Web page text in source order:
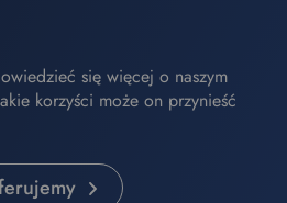
się więcej o naszym
korzyści może on przynieść